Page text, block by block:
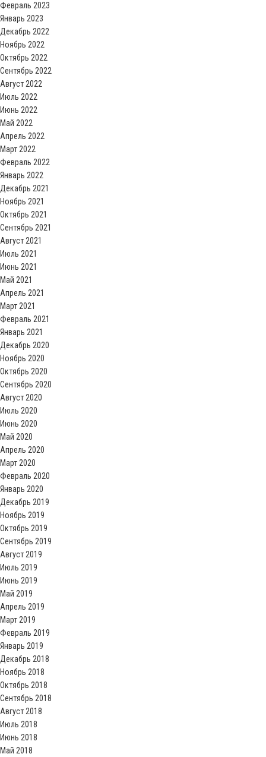
Февраль 2023
Январь 2023
Декабрь 2022
Ноябрь 2022
Октябрь 2022
Сентябрь 2022
Август 2022
Июль 2022
Июнь 2022
Май 2022
Апрель 2022
Март 2022
Февраль 2022
Январь 2022
Декабрь 2021
Ноябрь 2021
Октябрь 2021
Сентябрь 2021
Август 2021
Июль 2021
Июнь 2021
Май 2021
Апрель 2021
Март 2021
Февраль 2021
Январь 2021
Декабрь 2020
Ноябрь 2020
Октябрь 2020
Сентябрь 2020
Август 2020
Июль 2020
Июнь 2020
Май 2020
Апрель 2020
Март 2020
Февраль 2020
Январь 2020
Декабрь 2019
Ноябрь 2019
Октябрь 2019
Сентябрь 2019
Август 2019
Июль 2019
Июнь 2019
Май 2019
Апрель 2019
Март 2019
Февраль 2019
Январь 2019
Декабрь 2018
Ноябрь 2018
Октябрь 2018
Сентябрь 2018
Август 2018
Июль 2018
Июнь 2018
Май 2018